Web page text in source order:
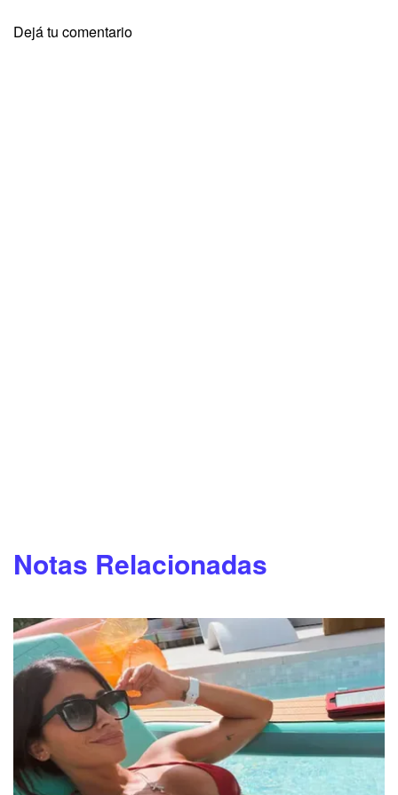
Dejá tu comentario
Notas Relacionadas